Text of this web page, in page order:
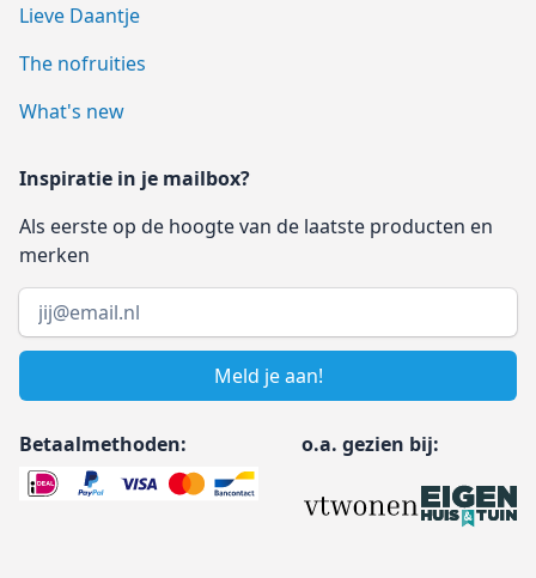
Lieve Daantje
The nofruities
What's new
Inspiratie in je mailbox?
Als eerste op de hoogte van de laatste producten en
merken
Email address
Meld je aan!
Betaalmethoden: o.a. gezien bij: